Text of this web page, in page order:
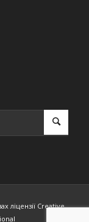
ліцензії Creative